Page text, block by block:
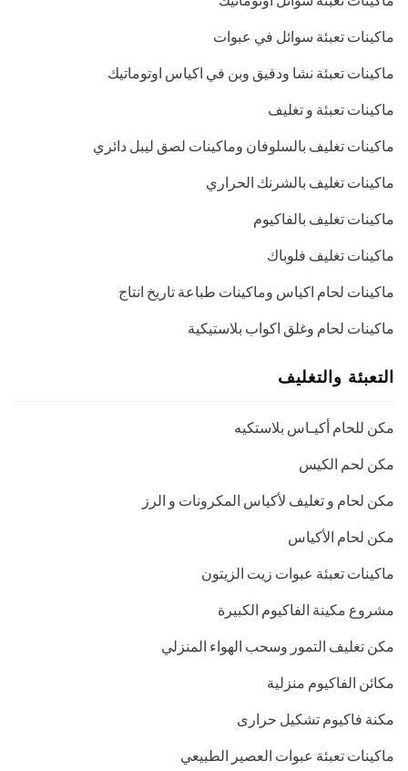
ماكينات تعبئة سوائل في عبوات
ماكينات تعبئة نشا ودقيق وبن في اكياس اوتوماتيك
ماكينات تعبئة و تغليف
ماكينات تغليف بالسلوفان وماكينات لصق ليبل دائري
ماكينات تغليف بالشرنك الحراري
ماكينات تغليف بالفاكيوم
ماكينات تغليف فلوباك
ماكينات لحام اكياس وماكينات طباعة تاريخ انتاج
ماكينات لحام وغلق اكواب بلاستيكية
التعبئة والتغليف
مكن للحام أكيـاس بلاستكيه
مكن لحم الكيس
مكن لحام و تغليف لأكياس المكرونات و الرز
مكن لحام الأكياس
ماكينات تعبئة عبوات زيت الزيتون
مشروع مكينة الفاكيوم الكبيرة
مكن تغليف التمور وسحب الهواء المنزلي
مكائن الفاكيوم منزلية
مكنة فاكيوم تشكيل حرارى
ماكينات تعبئة عبوات العصير الطبيعي